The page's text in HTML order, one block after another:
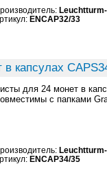
ENCAP32/33
капсулах
для 24 монет в
с папками
ENCAP34/35